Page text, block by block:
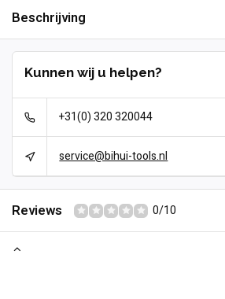
Beschrijving
Kunnen wij u helpen?
+31(0) 320 320044
service@bihui-tools.nl
Reviews 0/10